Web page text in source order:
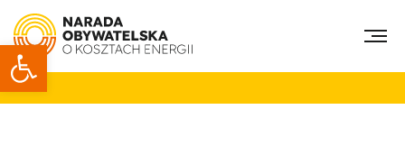
Otwórz pasek narzędzi